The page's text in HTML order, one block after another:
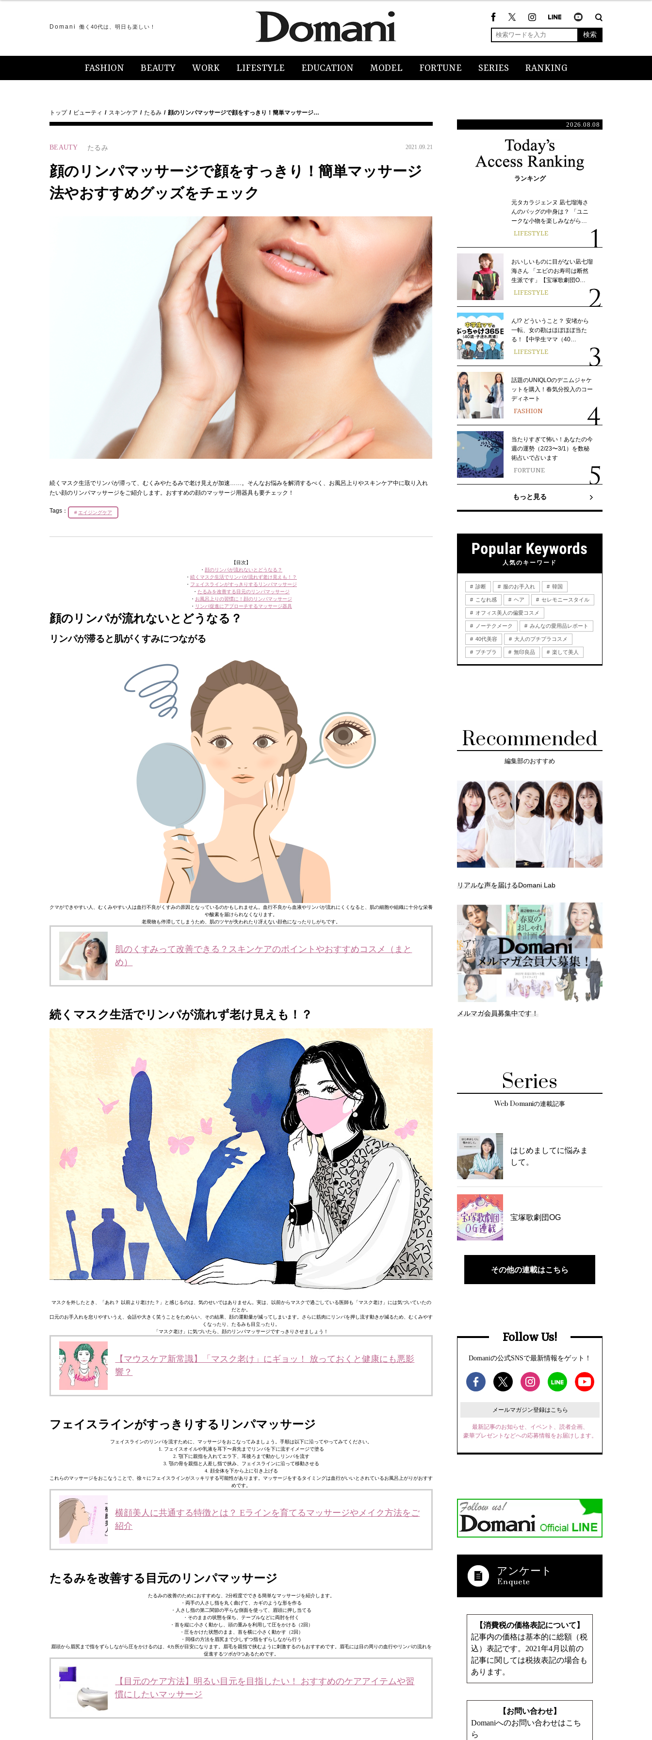
Domani 働く40代は、明日も楽しい！
検索
FASHION BEAUTY WORK LIFESTYLE EDUCATION MODEL FORTUNE SERIES RANKING
トップ ビューティ スキンケア たるみ 顔のリンパマッサージで顔をすっきり！簡単マッサージ…
BEAUTY たるみ 2021.09.21
顔のリンパマッサージで顔をすっきり！簡単マッサージ
法やおすすめグッズをチェック
続くマスク生活でリンパが滞って、むくみやたるみで老け見えが加速……。そんなお悩みを解消するべく、お風呂上りやスキンケア中に取り入れ
たい顔のリンパマッサージをご紹介します。おすすめの顔のマッサージ用器具も要チェック！
Tags： エイジングケア
【目次】
・ 顔のリンパが流れないとどうなる？
・ 続くマスク生活でリンパが流れず老け見えも！？
・ フェイスラインがすっきりするリンパマッサージ
・ たるみを改善する目元のリンパマッサージ
・ お風呂上りの習慣に！顔のリンパマッサージ
・ リンパ促進にアプローチするマッサージ器具
顔のリンパが流れないとどうなる？
リンパが滞ると肌がくすみにつながる
クマができやすい人、むくみやすい人は血行不良がくすみの原因となっているのかもしれません。血行不良から血液やリンパが流れにくくなると、肌の細胞や組織に十分な栄養
や酸素を届けられなくなります。
老廃物も停滞してしまうため、肌のツヤが失われたり冴えない顔色になったりしがちです。
肌のくすみって改善できる？スキンケアのポイントやおすすめコスメ（まと
め）
続くマスク生活でリンパが流れず老け見えも！？
マスクを外したとき、「あれ？ 以前より老けた？」と感じるのは、気のせいではありません。実は、以前からマスクで過ごしている医師も「マスク老け」には気づいていたの
だとか。
口元のお手入れを怠りやすいうえ、会話や大きく笑うことをためらい、その結果、顔の運動量が減ってしまいます。さらに筋肉にリンパを押し流す動きが減るため、むくみやす
くなったり、たるみも目立ったり。
「マスク老け」に気づいたら、顔のリンパマッサージですっきりさせましょう！
【マウスケア新常識】「マスク老け」にギョッ！ 放っておくと健康にも悪影
響？
フェイスラインがすっきりするリンパマッサージ
フェイスラインのリンパを流すために、マッサージをおこなってみましょう。手順は以下に沿ってやってみてください。
1. フェイスオイルや乳液を耳下〜肩先までリンパを下に流すイメージで塗る
2. 顎下に親指を入れてエラ下、耳後ろまで動かしリンパを流す
3. 顎の骨を親指と人差し指で挟み、フェイスラインに沿って移動させる
4. 顔全体を下から上に引き上げる
これらのマッサージをおこなうことで、徐々にフェイスラインがスッキリする可能性があります。マッサージをするタイミングは血行がいいとされているお風呂上がりがおすす
めです。
横顔美人に共通する特徴とは？ Eラインを育てるマッサージやメイク方法をご
紹介
たるみを改善する目元のリンパマッサージ
たるみの改善のためにおすすめな、2分程度でできる簡単なマッサージを紹介します。
・両手の人さし指を丸く曲げて、カギのような形を作る
・人さし指の第二関節の平らな側面を使って、眉頭に押し当てる
・そのままの状態を保ち、テーブルなどに両肘を付く
・首を縦に小さく動かし、頭の重みを利用して圧をかける（2回）
・圧をかけた状態のまま、首を横に小さく動かす（2回）
・同様の方法を眉尻まで少しずつ指をずらしながら行う
眉頭から眉尻まで指をずらしながら圧をかけるのは、4カ所が目安になります。眉毛を親指で挟むように刺激するのもおすすめです。眉毛には目の周りの血行やリンパの流れを
促進するツボが3つあるためです。
【目元のケア方法】明るい目元を目指したい！ おすすめのケアアイテムや習
慣にしたいマッサージ
2026.08.08
ランキング
元タカラジェンヌ 凪七瑠海さ
んのバッグの中身は？ 「ユニ
ークな小物を楽しみながら…
LIFESTYLE
おいしいものに目がない凪七瑠
海さん 「エビのお寿司は断然
生派です」【宝塚歌劇団O…
LIFESTYLE
ん!? どういうこと？ 安堵から
一転、女の勘はほぼほぼ当た
る！【中学生ママ（40…
LIFESTYLE
話題のUNIQLOのデニムジャケ
ットを購入！春気分投入のコー
ディネート
FASHION
当たりすぎて怖い！あなたの今
週の運勢（2/23〜3/1）を数秘
術占いで占います
FORTUNE
もっと見る
人気のキーワード
診断 服のお手入れ 韓国
こなれ感 ヘア セレモニースタイル
オフィス美人の偏愛コスメ
ノーテクメーク みんなの愛用品レポート
40代美容 大人のプチプラコスメ
プチプラ 無印良品 楽して美人
Recommended
編集部のおすすめ
リアルな声を届けるDomani Lab
メルマガ会員募集中です！
Series
Web Domaniの連載記事
はじめましてに悩みま
して。
宝塚歌劇団OG
その他の連載はこちら
Follow Us!
Domaniの公式SNSで最新情報をゲット！
メールマガジン登録はこちら
最新記事のお知らせ、イベント、読者企画、
豪華プレゼントなどへの応募情報をお届けします。
アンケート
【消費税の価格表記について】
記事内の価格は基本的に総額（税
込）表記です。2021年4月以前の
記事に関しては税抜表記の場合も
あります。
【お問い合わせ】
Domaniへのお問い合わせはこち
ら